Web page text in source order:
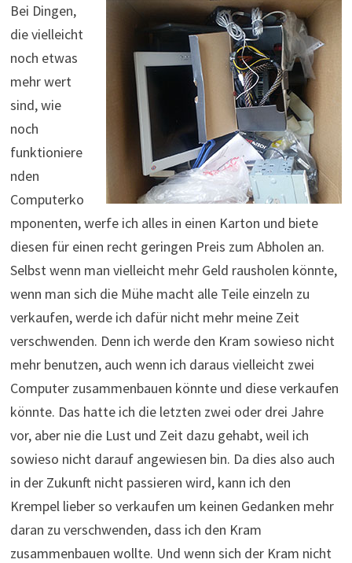
Bei Dingen,
die vielleicht
noch etwas
mehr wert
sind, wie
noch
funktioniere
nden
Computerko
mponenten, werfe ich alles in einen Karton und biete
diesen für einen recht geringen Preis zum Abholen an.
Selbst wenn man vielleicht mehr Geld rausholen könnte,
wenn man sich die Mühe macht alle Teile einzeln zu
verkaufen, werde ich dafür nicht mehr meine Zeit
verschwenden. Denn ich werde den Kram sowieso nicht
mehr benutzen, auch wenn ich daraus vielleicht zwei
Computer zusammenbauen könnte und diese verkaufen
könnte. Das hatte ich die letzten zwei oder drei Jahre
vor, aber nie die Lust und Zeit dazu gehabt, weil ich
sowieso nicht darauf angewiesen bin. Da dies also auch
in der Zukunft nicht passieren wird, kann ich den
Krempel lieber so verkaufen um keinen Gedanken mehr
daran zu verschwenden, dass ich den Kram
zusammenbauen wollte. Und wenn sich der Kram nicht